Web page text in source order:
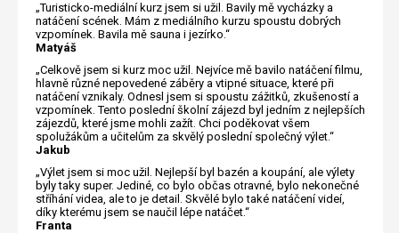
„Turisticko-mediální kurz jsem si užil. Bavily mě vycházky a
natáčení scének. Mám z mediálního kurzu spoustu dobrých
vzpomínek. Bavila mě sauna i jezírko.“
Matyáš
„Celkově jsem si kurz moc užil. Nejvíce mě bavilo natáčení filmu,
hlavně různé nepovedené záběry a vtipné situace, které při
natáčení vznikaly. Odnesl jsem si spoustu zážitků, zkušeností a
vzpomínek. Tento poslední školní zájezd byl jedním z nejlepších
zájezdů, které jsme mohli zažít. Chci poděkovat všem
spolužákům a učitelům za skvělý poslední společný výlet.“
Jakub
„Výlet jsem si moc užil. Nejlepší byl bazén a koupání, ale výlety
byly taky super. Jediné, co bylo občas otravné, bylo nekonečné
stříhání videa, ale to je detail. Skvělé bylo také natáčení videí,
díky kterému jsem se naučil lépe natáčet.“
Franta